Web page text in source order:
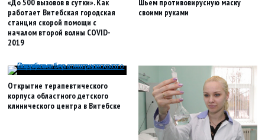
«До 500 вызовов в сутки». Как
работает Витебская городская
станция скорой помощи с
началом второй волны COVID-
2019
Шьем противовирусную маску
своими руками
Открытие терапевтического
корпуса областного детского
клинического центра в Витебске